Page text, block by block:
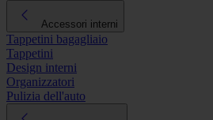
Accessori interni
Tappetini bagagliaio
Tappetini
Design interni
Organizzatori
Pulizia dell'auto